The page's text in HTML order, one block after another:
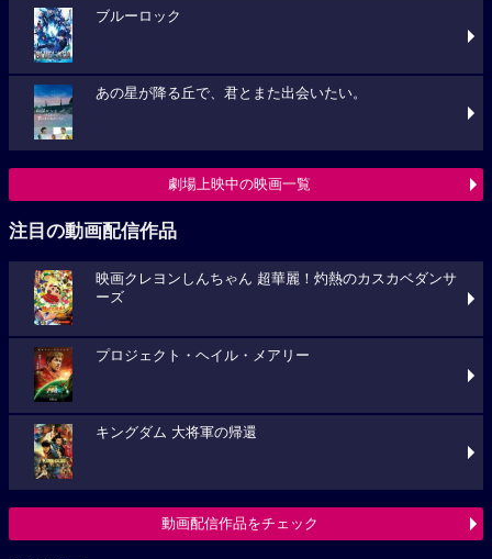
ブルーロック
あの星が降る丘で、君とまた出会いたい。
劇場上映中の映画一覧
注目の動画配信作品
映画クレヨンしんちゃん 超華麗！灼熱のカスカベダンサ
ーズ
プロジェクト・ヘイル・メアリー
キングダム 大将軍の帰還
動画配信作品をチェック